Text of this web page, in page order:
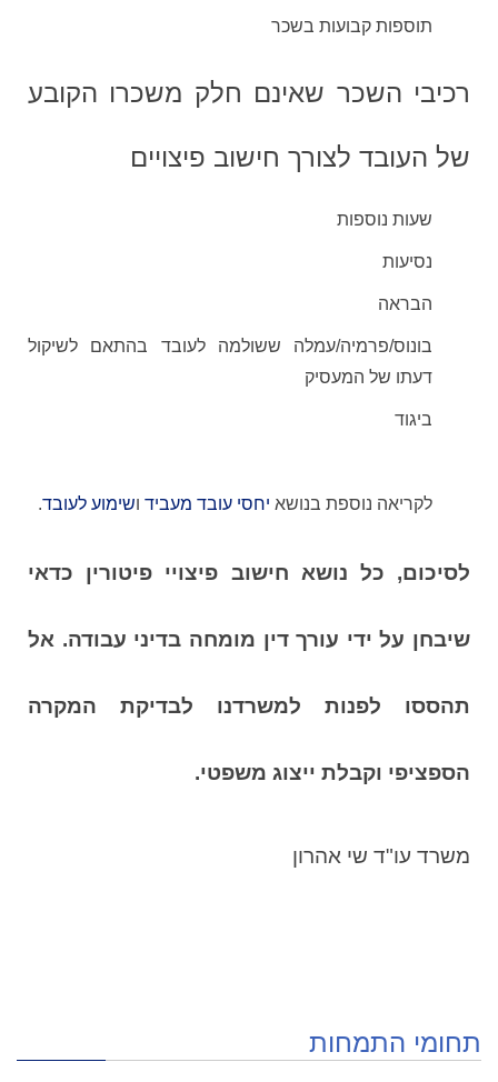
תוספות קבועות בשכר
רכיבי השכר שאינם חלק משכרו הקובע
של העובד לצורך חישוב פיצויים
שעות נוספות
נסיעות
הבראה
בונוס/פרמיה/עמלה ששולמה לעובד בהתאם לשיקול
דעתו של המעסיק
ביגוד
לקריאה נוספת בנושא יחסי עובד מעבידושימוע לעובד.
לסיכום, כל נושא חישוב פיצויי פיטורין כדאי
שיבחן על ידי עורך דין מומחה בדיני עבודה. אל
תהססו לפנות למשרדנו לבדיקת המקרה
הספציפי וקבלת ייצוג משפטי.
משרד עו"ד שי אהרון
תחומי התמחות